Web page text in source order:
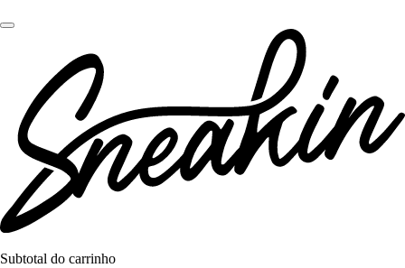
Subtotal do carrinho